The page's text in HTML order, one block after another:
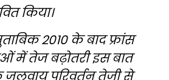
किया।
2010 के बाद फ्रांस
में तेज बढ़ोतरी इस बात
परिवर्तन तेजी से